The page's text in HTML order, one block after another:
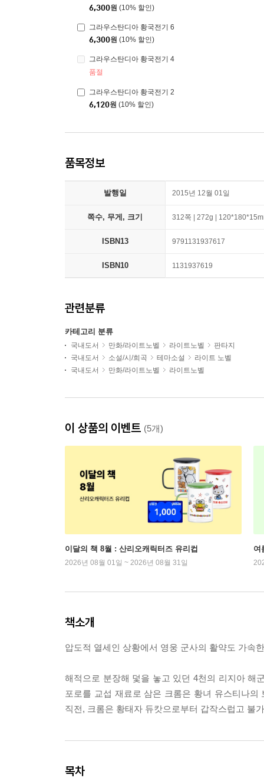
6,300원 (10% 할인)
그라우스탄디아 황국전기 6
6,300원 (10% 할인)
그라우스탄디아 황국전기 4
품절
그라우스탄디아 황국전기 2
6,120원 (10% 할인)
품목정보
발행일 2015년 12월 01일
쪽수, 무게, 크기 312쪽 | 272g |
ISBN13 9791131937617
ISBN10 1131937619
관련분류
카테고리 분류
국내도서 만화/라이트노벨 라이트노벨
판타지
국내도서
소설/시/희곡 테마소설
라이트 노벨
국내도서
만화/라이트노벨 라이트노벨
이 상품의 이벤트 (5개)
이달의 책 8월 : 산리오캐릭터즈 유리컵
2026년 08월 01일 ~ 2026년 08월 31일
여
책소개
압도적 열세인 상황에서 영웅 군사의 활약도 가속
해적으로 분장해 덫을 놓고 있던 4천의 리지아 해
포로를 교섭 재료로 삼은 크롬은 황녀 유스티나
직전, 크롬은 황태자 듀캇으로부터 갑작스럽고 불
목차